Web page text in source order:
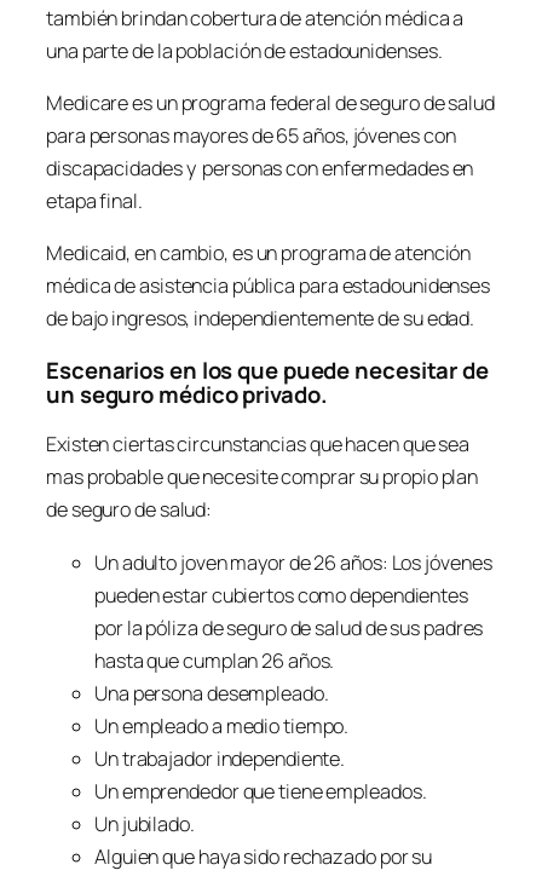
también brindan cobertura de atención médica a
una parte de la población de estadounidenses.
Medicare es un programa federal de seguro de salud
para personas mayores de 65 años, jóvenes con
discapacidades y personas con enfermedades en
etapa final.
Medicaid, en cambio, es un programa de atención
médica de asistencia pública para estadounidenses
de bajo ingresos, independientemente de su edad.
Escenarios en los que puede necesitar de
un seguro médico privado.
Existen ciertas circunstancias que hacen que sea
mas probable que necesite comprar su propio plan
de seguro de salud:
Un adulto joven mayor de 26 años: Los jóvenes
pueden estar cubiertos como dependientes
por la póliza de seguro de salud de sus padres
hasta que cumplan 26 años.
Una persona desempleado.
Un empleado a medio tiempo.
Un trabajador independiente.
Un emprendedor que tiene empleados.
Un jubilado.
Alguien que haya sido rechazado por su